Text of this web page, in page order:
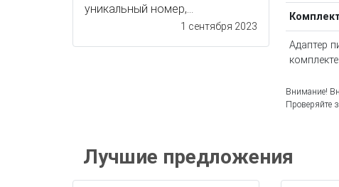
уникальный номер,...
1 сентября 2023
Адаптер
комплекте
Внимание!
Проверяйте
Лучшие предложения